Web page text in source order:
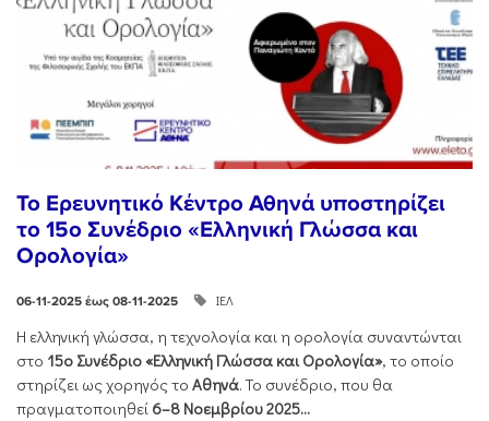
Το Ερευνητικό Κέντρο Αθηνά υποστηρίζει
το 15ο Συνέδριο «Ελληνική Γλώσσα και
Ορολογία»
06-11-2025 έως 08-11-2025 ΙΕΛ
Η ελληνική γλώσσα, η τεχνολογία και η ορολογία συναντώνται
στο 15ο Συνέδριο «Ελληνική Γλώσσα και Ορολογία», το οποίο
στηρίζει ως χορηγός το Αθηνά. Το συνέδριο, που θα
πραγματοποιηθεί 6–8 Νοεμβρίου 2025...